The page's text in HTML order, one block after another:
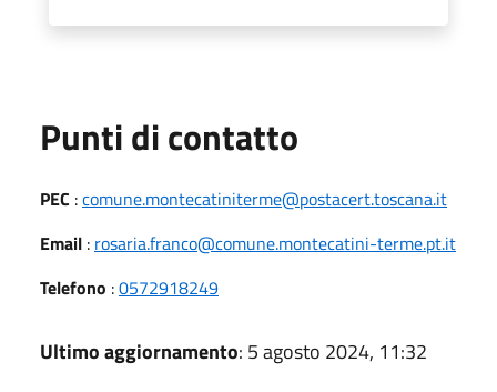
Punti di contatto
PEC :comune.montecatiniterme@postacert.toscana.it
Email : rosaria.franco@comune.montecatini-terme.pt.it
Telefono :0572918249
Ultimo aggiornamento: 5 agosto 2024, 11:32